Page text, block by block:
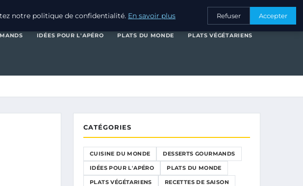
PLATS DU MONDE
IDÉES POUR L'APÉRO PLATS DU MONDE PLATS VÉGÉTARIENS
CATÉGORIES
CUISINE DU MONDE DESSERTS GOURMANDS
IDÉES POUR L'APÉRO PLATS DU MONDE
PLATS VÉGÉTARIENS RECETTES DE SAISON
notre politique de confidentialité. En savoir plus Refuser Accepter